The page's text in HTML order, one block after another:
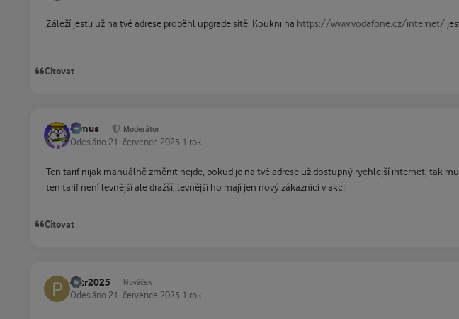
Záleží jestli už na tvé adrese proběhl upgrade sítě. Koukni na https://www.vodafone.cz/internet/
Citovat
tomus Moderátor
Odesláno 21. července 2025 1 rok
Ten tarif nijak manuálně změnit nejde, pokud je na tvé adrese už dostupný rychlejší internet, tak
ten tarif není levnější ale dražší, levnější ho mají jen nový zákazníci v akci.
Citovat
Petr2025 Nováček
Odesláno 21. července 2025 1 rok